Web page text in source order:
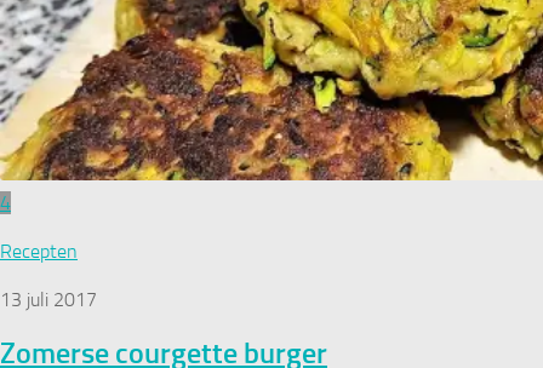
4
Recepten
13 juli 2017
Zomerse courgette burger